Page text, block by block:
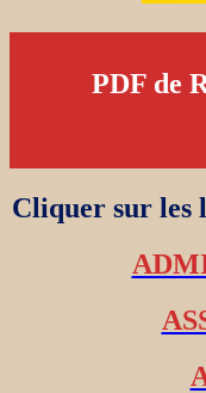
PDF de
Cliquer sur les